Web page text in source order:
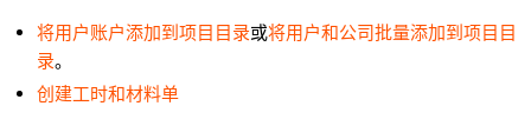
将用户账户添加到项目目录或将用户和公司批量添加到项目目
录。
创建工时和材料单